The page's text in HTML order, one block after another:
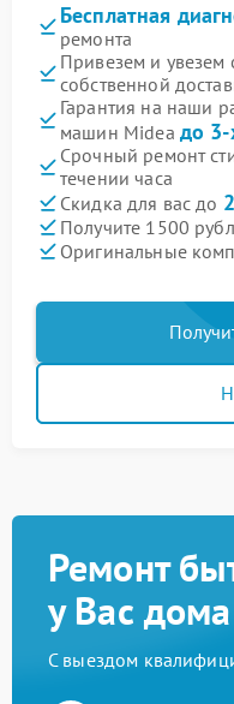
Бесплатная
ремонта
Привезем и увезем
собственной
Гарантия на наши
машин Midea до 3-
Срочный ремонт
течении часа
Скидка для вас до
Получите 1500
Оригинальные
Ремонт
у Вас дома
С выездом